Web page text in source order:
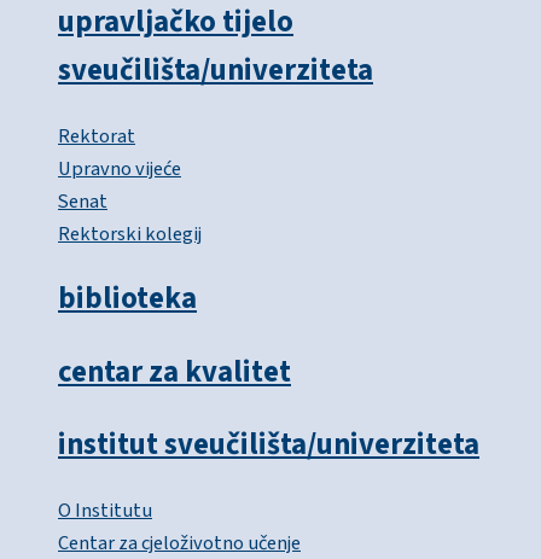
upravljačko tijelo
sveučilišta/univerziteta
Rektorat
Upravno vijeće
Senat
Rektorski kolegij
biblioteka
centar za kvalitet
institut sveučilišta/univerziteta
O Institutu
Centar za cjeloživotno učenje